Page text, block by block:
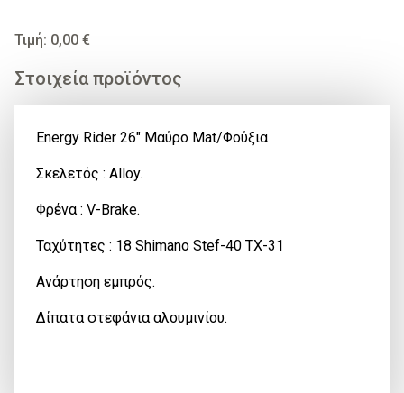
Τιμή: 0,00 €
Στοιχεία προϊόντος
Energy Rider 26" Μαύρο Mat/Φούξια
Σκελετός : Alloy.
Φρένα : V-Brake.
Ταχύτητες : 18 Shimano Stef-40 TX-31
Ανάρτηση εμπρός.
Δίπατα στεφάνια αλουμινίου.